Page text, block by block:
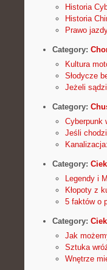
Historia
Historia
Prawo
Category:
Kultura
Słodycze
Jeżeli
Category:
Cyberpunk
Jeśli
Category:
Legendy i
Kłopoty z
5 faktów o
Category:
Jak
Sztuka
Wnętrze